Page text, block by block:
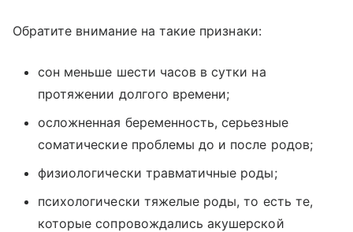
Обратите внимание на такие признаки:
сон меньше шести часов в сутки на
протяжении долгого времени;
осложненная беременность, серьезные
соматические проблемы до и после родов;
физиологически травматичные роды;
психологически тяжелые роды, то есть те,
которые сопровождались акушерской